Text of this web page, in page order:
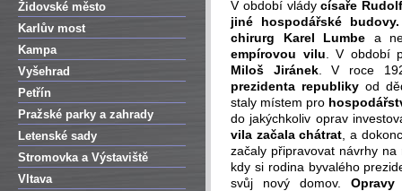
Židovské město
Karlův most
Kampa
Vyšehrad
Petřín
Pražské parky a zahrady
Letenské sady
Stromovka a Výstaviště
Vltava
V období vládycísaře
jiné hospodářské budovy.
chirurg
Karel Lumbe a
empírovou vilu . V období
Miloš Jiránek. V roce
prezidenta republikyod
staly místem pro
do jakýchkoliv oprav
vila začala chátrat , a
začaly připravovat návrhy
kdy si rodina byvalého
svůj nový domov.